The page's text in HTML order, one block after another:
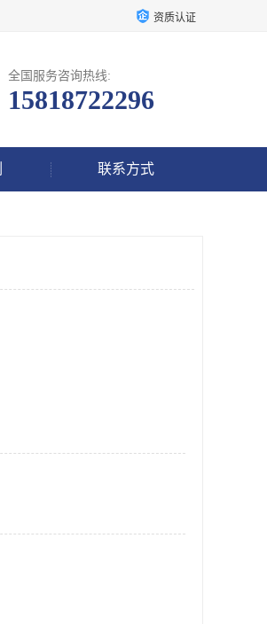
资质认证
全国服务咨询热线:
15818722296
联系方式